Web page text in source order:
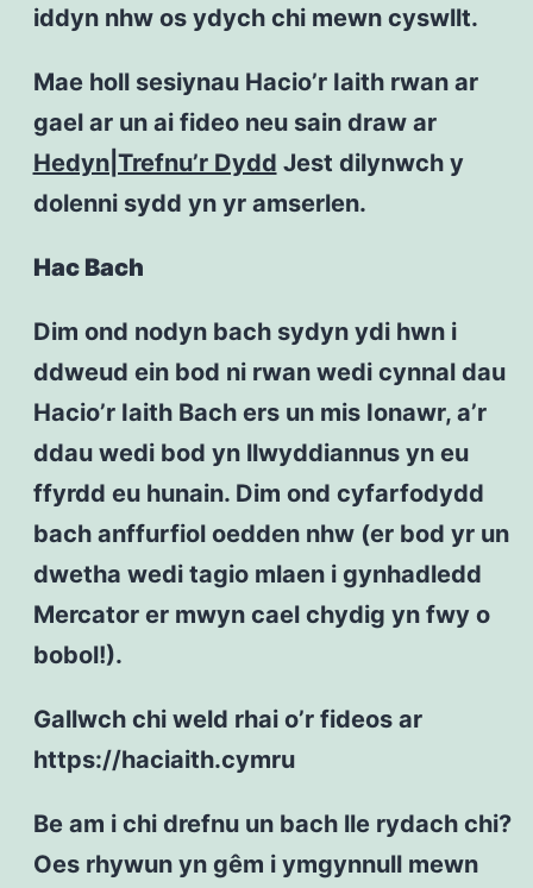
iddyn nhw os ydych chi mewn cyswllt.
Mae holl sesiynau Hacio’r Iaith rwan ar
gael ar un ai fideo neu sain draw ar
Hedyn|Trefnu’r Dydd Jest dilynwch y
dolenni sydd yn yr amserlen.
Hac Bach
Dim ond nodyn bach sydyn ydi hwn i
ddweud ein bod ni rwan wedi cynnal dau
Hacio’r Iaith Bach ers un mis Ionawr, a’r
ddau wedi bod yn llwyddiannus yn eu
ffyrdd eu hunain. Dim ond cyfarfodydd
bach anffurfiol oedden nhw (er bod yr un
dwetha wedi tagio mlaen i gynhadledd
Mercator er mwyn cael chydig yn fwy o
bobol!).
Gallwch chi weld rhai o’r fideos ar
https://haciaith.cymru
Be am i chi drefnu un bach lle rydach chi?
Oes rhywun yn gêm i ymgynnull mewn